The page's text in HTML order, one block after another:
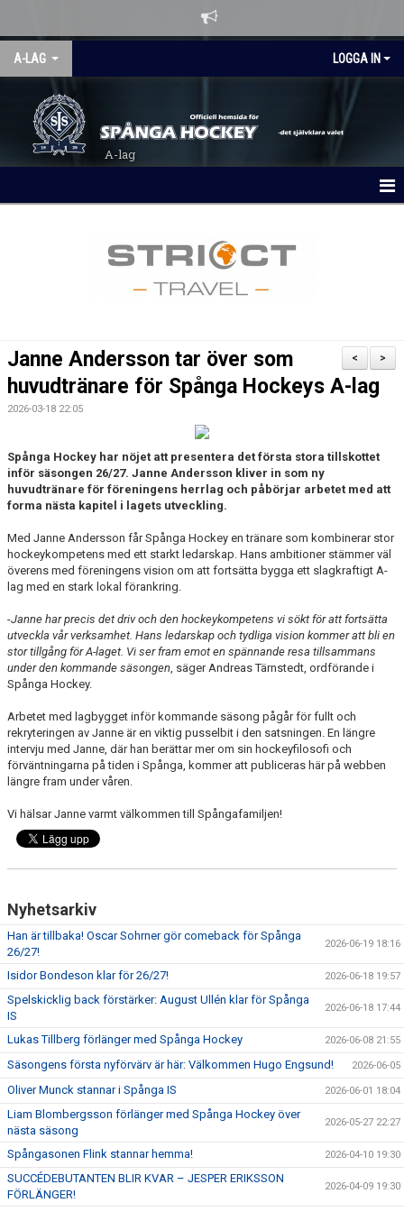
A-LAG LOGGA IN
A-lag
LAGBYGGET 26/27
BILDGALLERI
DOKUMENT
KONTAKT
>
<
Janne Andersson tar över som
huvudtränare för Spånga Hockeys A-lag
2026-03-18 22:05
Spånga Hockey har nöjet att presentera det första stora tillskottet
inför säsongen 26/27. Janne Andersson kliver in som ny
huvudtränare för föreningens herrlag och påbörjar arbetet med att
forma nästa kapitel i lagets utveckling.
Med Janne Andersson får Spånga Hockey en tränare som kombinerar stor
hockeykompetens med ett starkt ledarskap. Hans ambitioner stämmer väl
överens med föreningens vision om att fortsätta bygga ett slagkraftigt A-
lag med en stark lokal förankring.
-Janne har precis det driv och den hockeykompetens vi sökt för att fortsätta
utveckla vår verksamhet. Hans ledarskap och tydliga vision kommer att bli en
stor tillgång för A-laget. Vi ser fram emot en spännande resa tillsammans
under den kommande säsongen, säger Andreas Tärnstedt, ordförande i
Spånga Hockey.
Arbetet med lagbygget inför kommande säsong pågår för fullt och
rekryteringen av Janne är en viktig pusselbit i den satsningen. En längre
intervju med Janne, där han berättar mer om sin hockeyfilosofi och
förväntningarna på tiden i Spånga, kommer att publiceras här på webben
längre fram under våren.
Vi hälsar Janne varmt välkommen till Spångafamiljen!
Nyhetsarkiv
Han är tillbaka! Oscar Sohrner gör comeback för Spånga
26/27!
2026-06-19 18:16
Isidor Bondeson klar för 26/27! 2026-06-18 19:57
Spelskicklig back förstärker: August Ullén klar för Spånga
IS
2026-06-18 17:44
Lukas Tillberg förlänger med Spånga Hockey 2026-06-08 21:55
Säsongens första nyförvärv är här: Välkommen Hugo Engsund! 2026-06-05
Oliver Munck stannar i Spånga IS 2026-06-01 18:04
Liam Blombergsson förlänger med Spånga Hockey över
nästa säsong
2026-05-27 22:27
Spångasonen Flink stannar hemma! 2026-04-10 19:30
SUCCÉDEBUTANTEN BLIR KVAR – JESPER ERIKSSON
FÖRLÄNGER!
2026-04-09 19:30